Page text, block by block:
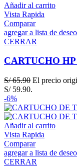
Añadir al carrito
Vista Rapida
Comparar
agregar a lista de
CERRAR
CARTUCHO
S/65.90 El precio
S/ 59.90.
-6%
Añadir al carrito
Vista Rapida
Comparar
agregar a lista de
CERRAR